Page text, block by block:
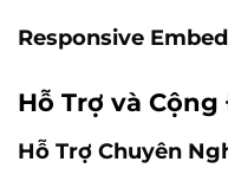
Responsive
Hỗ Trợ và
Hỗ Trợ Chuyên